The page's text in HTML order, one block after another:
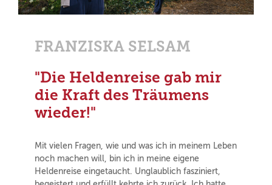
FRANZISKA SELSAM
"Die Heldenreise gab mir
die Kraft des Träumens
wieder!"
Mit vielen Fragen, wie und was ich in meinem Leben
noch machen will, bin ich in meine eigene
Heldenreise eingetaucht. Unglaublich fasziniert,